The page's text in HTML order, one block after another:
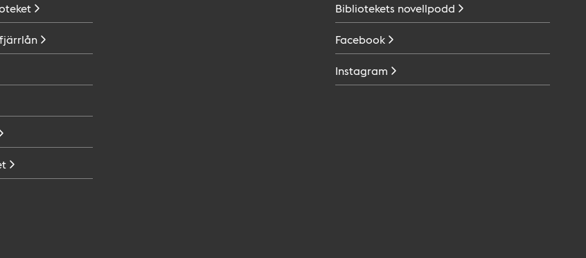
fjärrlån
Bibliotekets novellpodd
Facebook
Instagram